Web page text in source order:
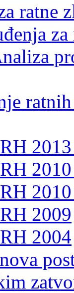
ratne
2009
2004